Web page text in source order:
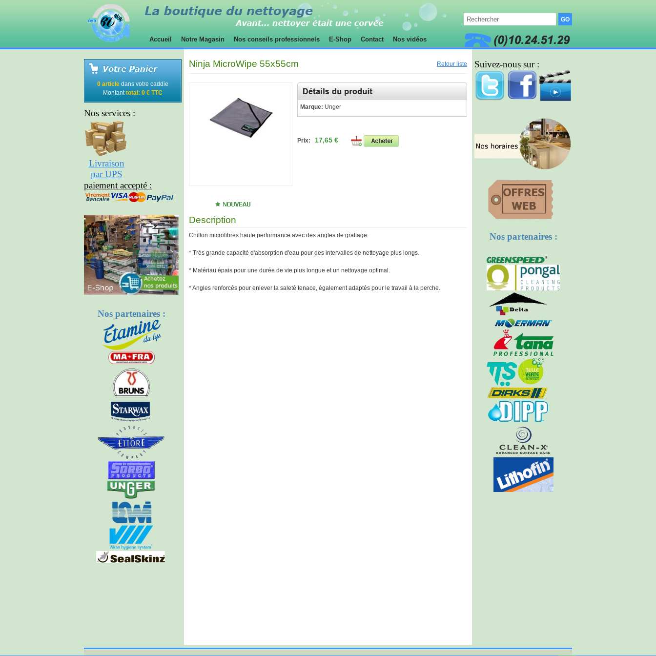
Accueil Notre Magasin Nos conseils professionnels E-Shop Contact Nos vidéos
0 article dans votre caddie
Montanttotal: 0 € TTC
Nos services :
Livraison
par UPS
paiement accepté :
Nos partenaires :
Ninja MicroWipe 55x55cm Retour liste
Marque: Unger
Prix: 17,65 €
Description
Chiffon microfibres haute performance avec des angles de grattage.
* Très grande capacité d'absorption d'eau pour des intervalles de nettoyage plus longs.
* Matériau épais pour une durée de vie plus longue et un nettoyage optimal.
* Angles renforcés pour enlever la saleté tenace, également adaptés pour le travail à la perche.
Suivez-nous sur :
Nos partenaires :